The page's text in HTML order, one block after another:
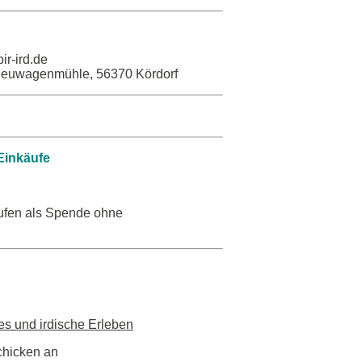
ird.de
56370 Kördorf
als Spende ohne
und irdische Erleben
an